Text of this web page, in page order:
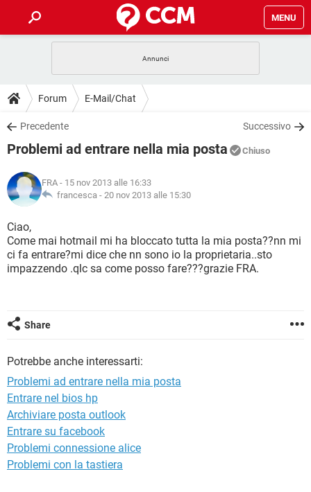
MENU
INTRATTENIMENTO
iOS
INSTAGRAM WHATSAPP
TIKTOK
HARDWARE
GUIDE
COVID-19
INSTAGRAM
TIKTOK
HARDWARE
DOWNLOAD
COVID-19 GAMING
INTRATTENIMENTO
iOS WINDOWS 10
INSTAGRAM
TIKTOK FACEBOOK
HARDWARE
COVID-19
INTRATTENIMENTO
iOS
INSTAGRAM WHATSAPP
GLOSSARIO
COVID-19
INTRATTENIMENTO ANDROID
iOS WINDOWS 10
TIKTOK
Forum E-Mail/Chat
Precedente Successivo
Problemi ad entrare nella mia posta Chiuso
FRA - 15 nov 2013 alle 16:33
francesca - 20 nov 2013 alle 15:30
Ciao,
Come mai hotmail mi ha bloccato tutta la mia posta??nn mi
ci fa entrare?mi dice che nn sono io la proprietaria..sto
impazzendo .qlc sa come posso fare???grazie FRA.
Share
Potrebbe anche interessarti:
Problemi ad entrare nella mia posta
Entrare nel bios hp
Archiviare posta outlook
Entrare su facebook
Problemi connessione alice
Problemi con la tastiera